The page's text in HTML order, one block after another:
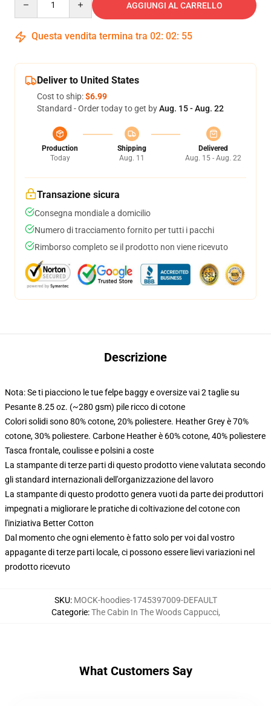
AGGIUNGI AL CARRELLO
Questa vendita termina tra 02: 02: 54
Deliver to United States
Cost to ship:$6.99
Standard - Order today to get byAug. 15 - Aug. 22
Production
Today
Shipping
Aug. 11
Delivered
Aug. 15 - Aug. 22
Transazione sicura
Consegna mondiale a domicilio
Numero di tracciamento fornito per tutti i pacchi
Rimborso completo se il prodotto non viene ricevuto
Descrizione
Nota: Se ti piacciono le tue felpe baggy e oversize vai 2 taglie su
Pesante 8.25 oz. (~280 gsm) pile ricco di cotone
Colori solidi sono 80% cotone, 20% poliestere. Heather Grey è 70%
cotone, 30% poliestere. Carbone Heather è 60% cotone, 40% poliestere
Tasca frontale, coulisse e polsini a coste
La stampante di terze parti di questo prodotto viene valutata secondo
gli standard internazionali dell'organizzazione del lavoro
La stampante di questo prodotto genera vuoti da parte dei produttori
impegnati a migliorare le pratiche di coltivazione del cotone con
l'iniziativa Better Cotton
Dal momento che ogni elemento è fatto solo per voi dal vostro
appagante di terze parti locale, ci possono essere lievi variazioni nel
prodotto ricevuto
SKU: MOCK-hoodies-1745397009-DEFAULT
Categorie:The Cabin In The Woods Cappucci,
What Customers Say